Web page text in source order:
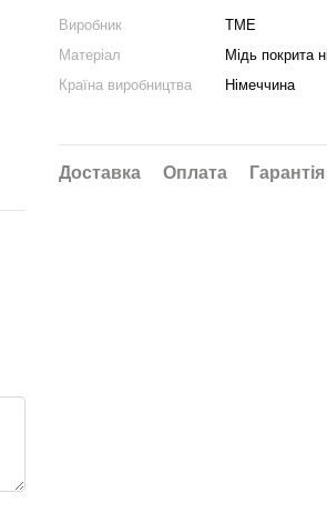
Виробник
ТМЕ
Матеріал
Мідь покрита
Країна виробництва
Німеччина
Доставка Оплата Гарантія